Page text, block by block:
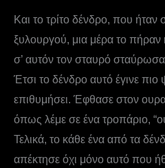
Και το τρίτο δένδρο, που ήταν
ξυλουργού, μια μέρα το πήραν
σ’ αυτόν τον σταυρό
Έτσι το δένδρο αυτό έγινε πιο
επιθυμήσει. Έφθασε στον
όπως λέμε σε ένα τροπάριο,
Τελικά, το κάθε ένα από τα
απέκτησε όχι μόνο αυτό που